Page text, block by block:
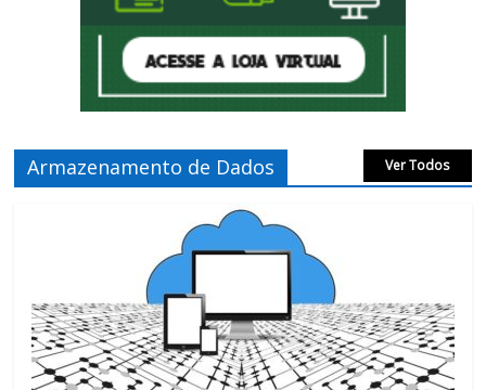
Armazenamento de Dados Ver Todos